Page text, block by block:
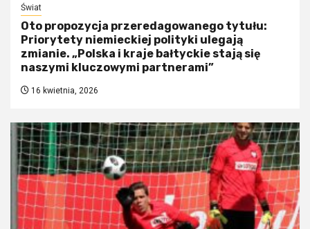
Świat
Oto propozycja przeredagowanego tytułu:
Priorytety niemieckiej polityki ulegają
zmianie. „Polska i kraje bałtyckie stają się
naszymi kluczowymi partnerami”
16 kwietnia, 2026